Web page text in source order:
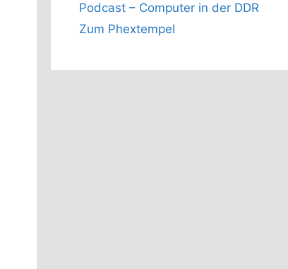
Podcast – Computer in der DDR
Zum Phextempel